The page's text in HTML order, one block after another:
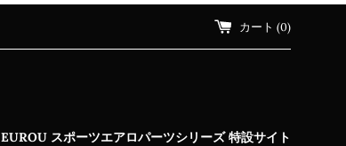
カート (0)
EUROU スポーツエアロパーツシリーズ 特設サイト